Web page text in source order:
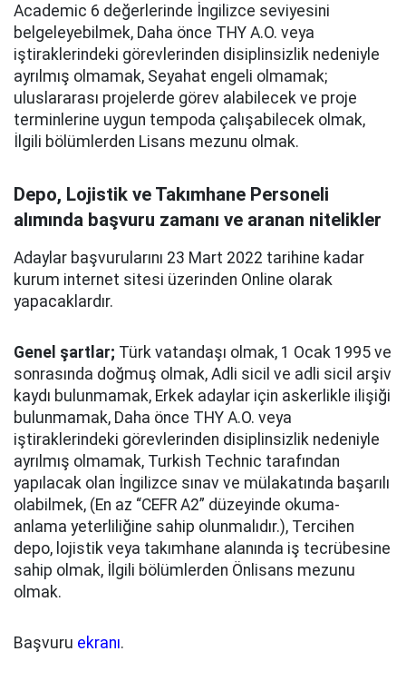
Academic 6 değerlerinde İngilizce seviyesini
belgeleyebilmek, Daha önce THY A.O. veya
iştiraklerindeki görevlerinden disiplinsizlik nedeniyle
ayrılmış olmamak, Seyahat engeli olmamak;
uluslararası projelerde görev alabilecek ve proje
terminlerine uygun tempoda çalışabilecek olmak,
İlgili bölümlerden Lisans mezunu olmak.
Depo, Lojistik ve Takımhane Personeli
alımında başvuru zamanı ve aranan nitelikler
Adaylar başvurularını 23 Mart 2022 tarihine kadar
kurum internet sitesi üzerinden Online olarak
yapacaklardır.
Genel şartlar; Türk vatandaşı olmak, 1 Ocak 1995 ve
sonrasında doğmuş olmak, Adli sicil ve adli sicil arşiv
kaydı bulunmamak, Erkek adaylar için askerlikle ilişiği
bulunmamak, Daha önce THY A.O. veya
iştiraklerindeki görevlerinden disiplinsizlik nedeniyle
ayrılmış olmamak, Turkish Technic tarafından
yapılacak olan İngilizce sınav ve mülakatında başarılı
olabilmek, (En az “CEFR A2” düzeyinde okuma-
anlama yeterliliğine sahip olunmalıdır.), Tercihen
depo, lojistik veya takımhane alanında iş tecrübesine
sahip olmak, İlgili bölümlerden Önlisans mezunu
olmak.
Başvuru ekranı.